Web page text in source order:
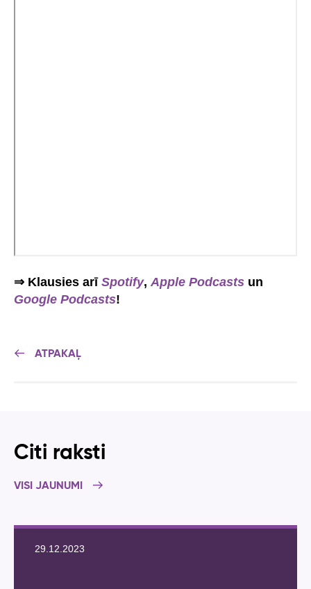
⇒ Klausies arī Spotify, Apple Podcasts un
Google Podcasts!
ATPAKAĻ
Citi raksti
VISI JAUNUMI
29.12.2023